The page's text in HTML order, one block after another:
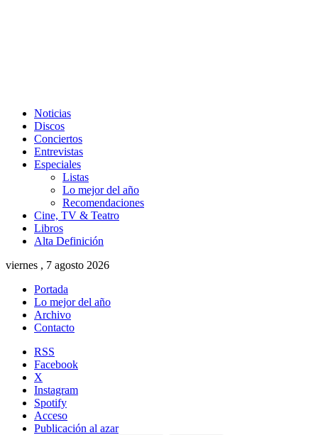
Noticias
Discos
Conciertos
Entrevistas
Especiales
Listas
Lo mejor del año
Recomendaciones
Cine, TV & Teatro
Libros
Alta Definición
viernes , 7 agosto 2026
Portada
Lo mejor del año
Archivo
Contacto
RSS
Facebook
X
Instagram
Spotify
Acceso
Publicación al azar